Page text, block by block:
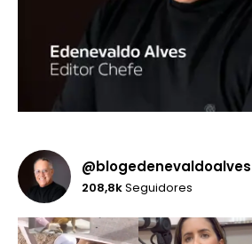
@blogedenevaldoalves
208,8kSeguidores